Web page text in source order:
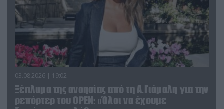
03.08.2026 | 19:02
Ξέπλυμα της ανοησίας από τη Α.Γιάμαλη για την
ρεπόρτερ του ΟΡΕΝ: «Όλοι να έχουμε